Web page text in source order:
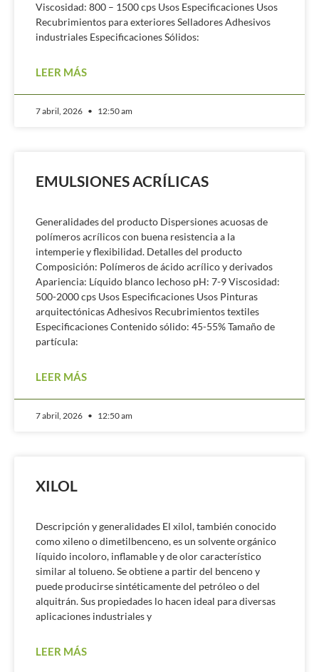
Viscosidad: 800 – 1500 cps Usos Especificaciones Usos
Recubrimientos para exteriores Selladores Adhesivos
industriales Especificaciones Sólidos:
LEER MÁS
7 abril, 2026 12:50 am
EMULSIONES ACRÍLICAS
Generalidades del producto Dispersiones acuosas de
polímeros acrílicos con buena resistencia a la
intemperie y flexibilidad. Detalles del producto
Composición: Polímeros de ácido acrílico y derivados
Apariencia: Líquido blanco lechoso pH: 7-9 Viscosidad:
500-2000 cps Usos Especificaciones Usos Pinturas
arquitectónicas Adhesivos Recubrimientos textiles
Especificaciones Contenido sólido: 45-55% Tamaño de
partícula:
LEER MÁS
7 abril, 2026 12:50 am
XILOL
Descripción y generalidades El xilol, también conocido
como xileno o dimetilbenceno, es un solvente orgánico
líquido incoloro, inflamable y de olor característico
similar al tolueno. Se obtiene a partir del benceno y
puede producirse sintéticamente del petróleo o del
alquitrán. Sus propiedades lo hacen ideal para diversas
aplicaciones industriales y
LEER MÁS